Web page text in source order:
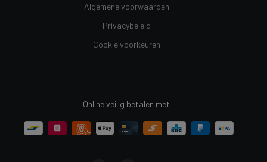
Algemene voorwaarden
Privacybeleid
Cookie voorkeuren
Online veilig betalen met